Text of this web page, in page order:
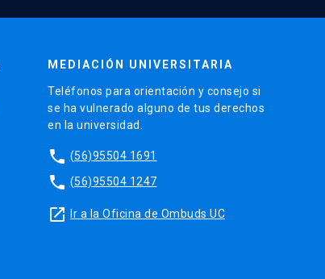
MEDIACIÓN UNIVERSITARIA
Teléfonos para orientación y consejo si
se ha vulnerado alguno de tus derechos
en la universidad.
phone (56)95504 1691
phone (56)95504 1247
launch Ir a la Oficina de Ombuds UC